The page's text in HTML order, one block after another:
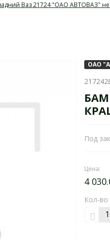
Ваз 21724 "ОАО АВТОВАЗ"
ОАО
Под
Цена:
4
Кол-во